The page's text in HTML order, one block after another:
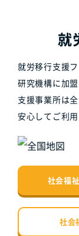
就
就労移行支援
研究機構に加
支援事業所は
安心してご利用
社会福
社会